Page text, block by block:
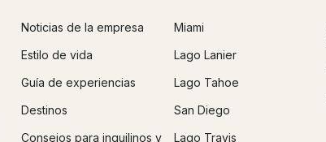
Noticias de la empresa
Estilo de vida
Guía de experiencias
Destinos
Consejos para inquilinos y
Miami
Lago Lanier
Lago Tahoe
San Diego
Lago Travis